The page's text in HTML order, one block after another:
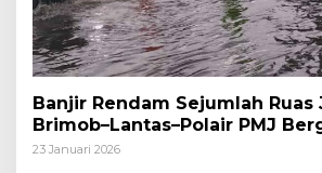
Banjir Rendam Sejumlah Ruas
Brimob–Lantas–Polair PMJ
Polri Siagakan 128.247
23 Januari 2026